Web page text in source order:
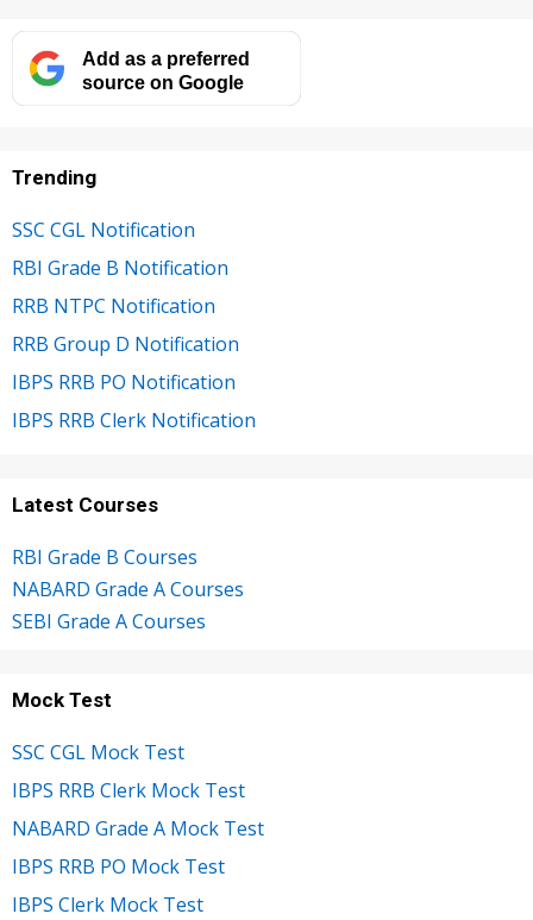
Add as a preferred
source on Google
Trending
SSC CGL Notification
RBI Grade B Notification
RRB NTPC Notification
RRB Group D Notification
IBPS RRB PO Notification
IBPS RRB Clerk Notification
Latest Courses
RBI Grade B Courses
NABARD Grade A Courses
SEBI Grade A Courses
Mock Test
SSC CGL Mock Test
IBPS RRB Clerk Mock Test
NABARD Grade A Mock Test
IBPS RRB PO Mock Test
IBPS Clerk Mock Test